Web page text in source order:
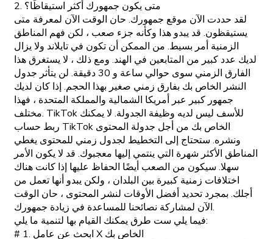
2. متى يكون جمهورك أكثر استيقاظًا؟
لقد حددت الآن موقع جمهورك. حان الوقت الآن لمعرفة متى
يستيقظون. قد يبدو هذا وكأنه جزء صعب ، لكن فهم المناطق
الزمنية أمر بسيط. من الممكن أن تكون في تايلاند ولا يزال
لديك عدد كبير من المتابعين في الهند. ومع ذلك ، لا يستغرق هذا
الفارق الزمني سوى حوالي ساعة و 30 دقيقة. لن يتأثر جدول
النشر الخاص بك بفارق زمني صغير بهذا الحجم. إذا كان لديك
جمهور كبير عبر أمريكا الشمالية والمملكة المتحدة ، فهذا
مختلف. TikTok للأسف ليس لديه وظيفة الجدولة. لا يمكنك
ربط حساب TikTok الخاص بك من أجل جدولة المحتوى
ونشره. ستحتاج إلى التخطيط لجدول زمني للمحتوى يغطي
المناطق الأكثر شهرة التي ينتمي إليها معجبوك. قد لا يكون الأمر
سهلا. سيكون من الصعب أيضًا الحفاظ عليها إذا كانت هناك
اختلافات زمنية كبيرة بين البلدان ، ولكن يبدو أنها تعمل من
أجلك. بمجرد تحديد أفضل الأوقات لنشر المحتوى ، حان الوقت
الآن لمشاركة نصائحنا للمساعدة في زيادة جمهورك.
فيما يلي ست طرق يمكنك القيام بها لتنمية ما يلي:
# 1. ابحث عن عامل X الخاص بك